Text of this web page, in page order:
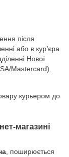
після
або в кур’єра
Нової
Mastercard).
курьером до
магазині
, поширюється